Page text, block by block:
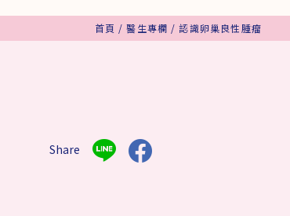
首頁 / 醫生專欄 / 認識卵巢良性腫瘤
Share